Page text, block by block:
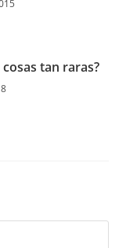
tan raras?